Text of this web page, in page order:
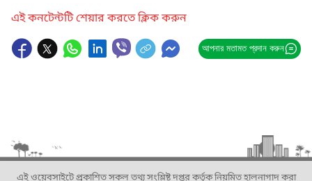
এই কনটেন্টটি শেয়ার করতে ক্লিক করুন
আপনার মতামত প্রদান করুন
এই ওয়েবসাইটে প্রকাশিত সকল তথ্য সংশ্লিষ্ট দপ্তর কর্তৃক নিয়মিত হালনাগাদ করা